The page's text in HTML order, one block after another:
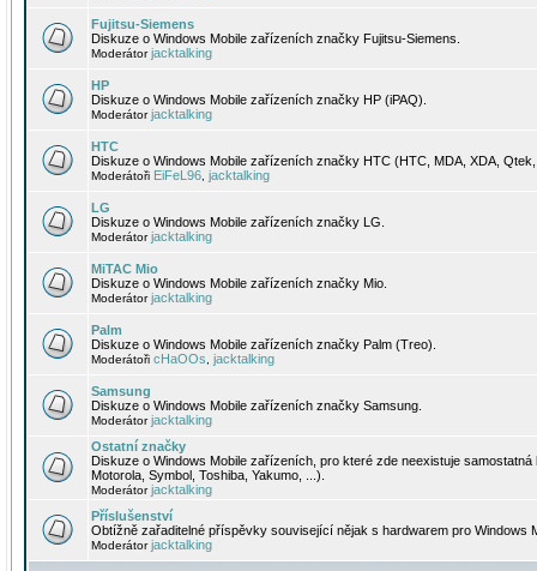
Fujitsu-Siemens
Diskuze o Windows Mobile zařízeních značky Fujitsu-Siemens.
Moderátorjacktalking
HP
Diskuze o Windows Mobile zařízeních značky HP (iPAQ).
Moderátorjacktalking
HTC
Diskuze o Windows Mobile zařízeních značky HTC (HTC, MDA, XDA,
Moderátoři EiFeL96 jacktalking
LG
Diskuze o Windows Mobile zařízeních značky LG.
Moderátorjacktalking
MiTAC Mio
Diskuze o Windows Mobile zařízeních značky Mio.
Moderátorjacktalking
Palm
Diskuze o Windows Mobile zařízeních značky Palm (Treo).
Moderátoři cHaOOs jacktalking
Samsung
Diskuze o Windows Mobile zařízeních značky Samsung.
Moderátorjacktalking
Ostatní značky
Diskuze o Windows Mobile zařízeních, pro které zde neexistuje
Motorola, Symbol, Toshiba, Yakumo, ...).
Moderátorjacktalking
Příslušenství
Obtížně zařaditelné příspěvky související nějak s hardwarem pro Windows
Moderátorjacktalking